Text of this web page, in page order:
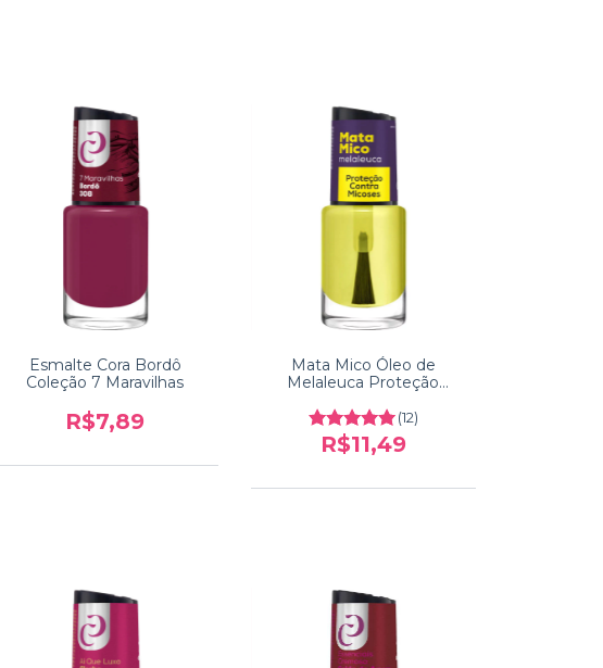
Esmalte Cora Bordô
Coleção 7 Maravilhas
R$7,89
Mata Mico Óleo de
Melaleuca Proteção
(12)
R$11,49